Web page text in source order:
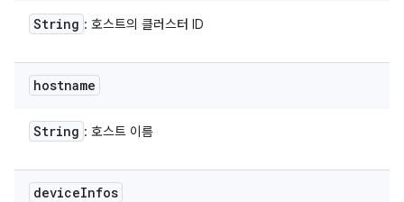
String : 호스트의 클러스터 ID
hostname
String : 호스트 이름
deviceInfos